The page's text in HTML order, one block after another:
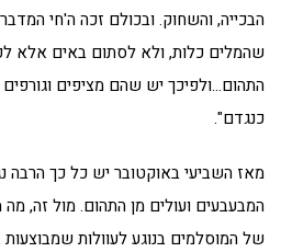
הבכייה, והשחוק. ובכולם זכה ה'חי
שהמלים כלות, ולא לסתום באים אלא
התהום…ולפיכך יש שהם מציפים וגורפים
כנגדם".
מאז השביעי באוקטובר יש כל כך הרבה
המבעבעים ועולים מן התהום. מול זה,
של המוסלמים בנוגע לעוולות